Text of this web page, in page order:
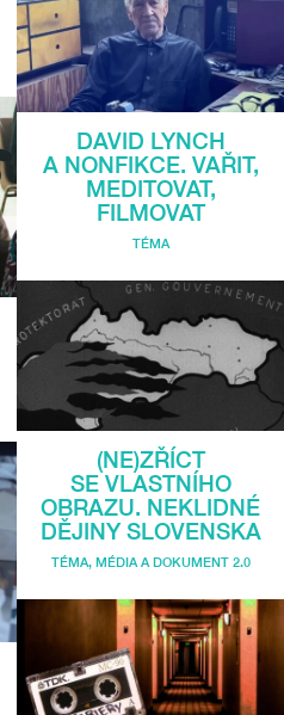
DAVID LYNCH
A NONFIKCE. VAŘIT,
MEDITOVAT,
FILMOVAT
TÉMA
(NE)ZŘÍCT
SE VLASTNÍHO
OBRAZU. NEKLIDNÉ
DĚJINY SLOVENSKA
TÉMA, MÉDIA A DOKUMENT 2.0